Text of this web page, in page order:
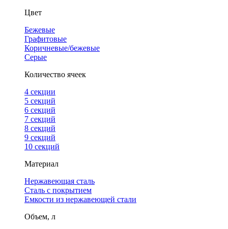
Цвет
Бежевые
Графитовые
Коричневые/бежевые
Серые
Количество ячеек
4 cекции
5 секций
6 секций
7 секций
8 секций
9 секций
10 секций
Материал
Нержавеющая сталь
Сталь с покрытием
Емкости из нержавеющей стали
Объем, л